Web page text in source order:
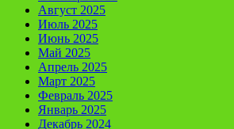
Август 2025
Июль 2025
Июнь 2025
Май 2025
Апрель 2025
Март 2025
Февраль 2025
Январь 2025
Декабрь 2024